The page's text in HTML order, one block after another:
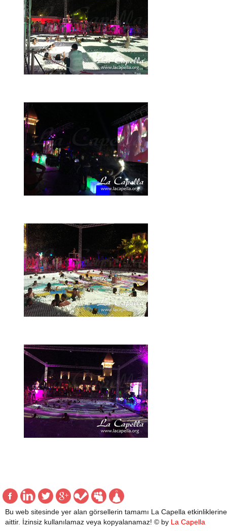
Bu web sitesinde yer alan görsellerin tamamı La Capella etkinliklerine
aittir. İzinsiz kullanılamaz veya kopyalanamaz! © by La Capella